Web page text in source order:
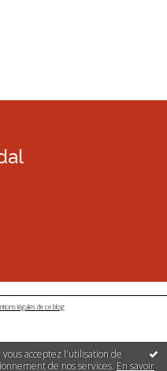
acceptez l'utilisation de
de nos services. En savoir
légales de ce blog